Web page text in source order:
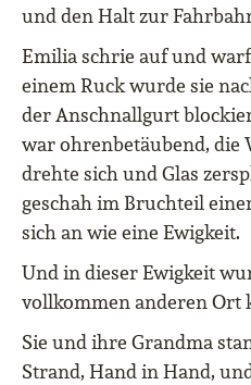
und den Halt zur
Emilia schrie auf und
einem Ruck wurde sie
der Anschnallgurt
war ohrenbetäubend, die
drehte sich und Glas
geschah im Bruchteil
sich an wie eine Ewigkeit.
Und in dieser Ewigkeit
vollkommen anderen Ort
Sie und ihre Grandma
Strand, Hand in Hand,